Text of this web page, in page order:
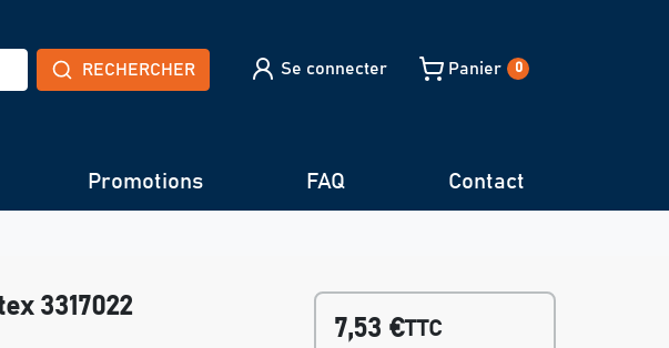
RECHERCHER Se connecter Panier 0
Promotions FAQ Contact
3317022
7,53 €TTC